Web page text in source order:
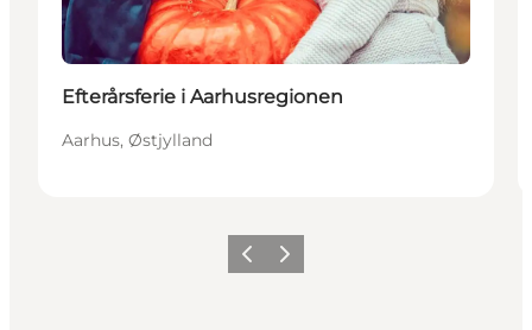
Efterårsferie i Aarhusregionen
Aarhus, Østjylland
ForrigeNæste